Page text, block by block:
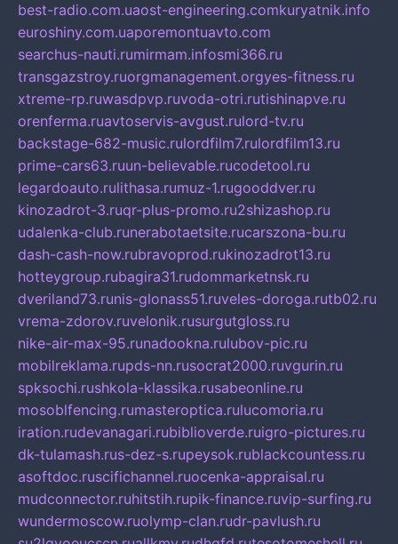
best-radio.com.uaost-engineering.comkuryatnik.info
euroshiny.com.uaporemontuavto.com
searchus-nauti.rumirmam.infosmi366.ru
transgazstroy.ruorgmanagement.orgyes-fitness.ru
xtreme-rp.ruwasdpvp.ruvoda-otri.rutishinapve.ru
orenferma.ruavtoservis-avgust.rulord-tv.ru
backstage-682-music.rulordfilm7.rulordfilm13.ru
prime-cars63.ruun-believable.rucodetool.ru
legardoauto.rulithasa.rumuz-1.rugooddver.ru
kinozadrot-3.ruqr-plus-promo.ru2shizashop.ru
udalenka-club.runerabotaetsite.rucarszona-bu.ru
dash-cash-now.rubravoprod.rukinozadrot13.ru
hotteygroup.rubagira31.rudommarketnsk.ru
dveriland73.runis-glonass51.ruveles-doroga.rutb02.ru
vrema-zdorov.ruvelonik.rusurgutgloss.ru
nike-air-max-95.runadookna.rulubov-pic.ru
mobilreklama.rupds-nn.rusocrat2000.ruvgurin.ru
spksochi.rushkola-klassika.rusabeonline.ru
mosoblfencing.rumasteroptica.rulucomoria.ru
iration.rudevanagari.rubiblioverde.ruigro-pictures.ru
dk-tulamash.rus-dez-s.rupeysok.rublackcountess.ru
asoftdoc.ruscifichannel.ruocenka-appraisal.ru
mudconnector.ruhitstih.rupik-finance.ruvip-surfing.ru
wundermoscow.ruolymp-clan.rudr-pavlush.ru